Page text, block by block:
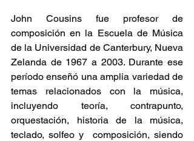
John Cousins fue profesor de
composición en la Escuela de Música
de la Universidad de Canterbury, Nueva
Zelanda de 1967 a 2003. Durante ese
período enseñó una amplia variedad de
temas relacionados con la música,
incluyendo teoría, contrapunto,
orquestación, historia de la música,
teclado, solfeo y  composición, siendo